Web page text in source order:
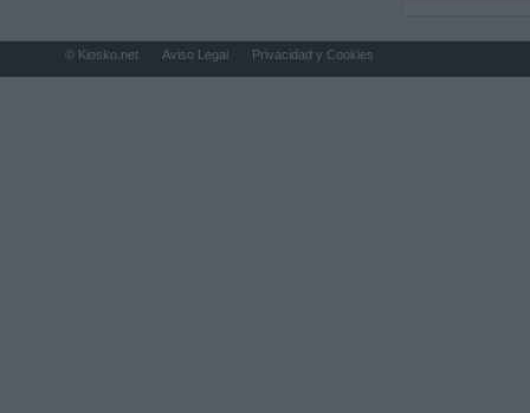
© Kiosko.net Aviso Legal Privacidad y Cookies